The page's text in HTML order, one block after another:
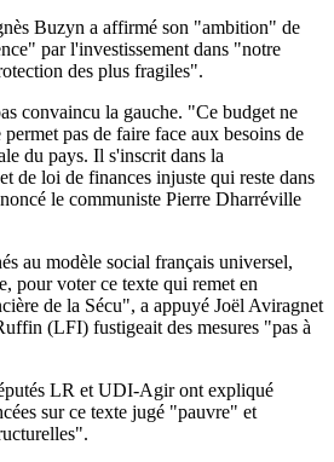
Buzyn a affirmé son "ambition" de
par l'investissement dans "notre
des plus fragiles".
convaincu la gauche. "Ce budget ne
pas de faire face aux besoins de
du pays. Il s'inscrit dans la
de loi de finances injuste qui reste dans
le communiste Pierre Dharréville
au modèle social français universel,
pour voter ce texte qui remet en
de la Sécu", a appuyé Joël Aviragnet
(LFI) fustigeait des mesures "pas à
LR et UDI-Agir ont expliqué
sur ce texte jugé "pauvre" et